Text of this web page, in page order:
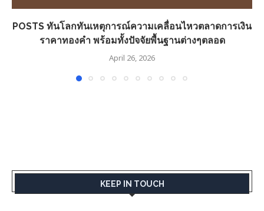
POSTS ทันโลกทันเหตุการณ์ความเคลื่อนไหวตลาดการเงิน
ราคาทองคำ พร้อมทั้งปัจจัยพื้นฐานต่างๆตลอด
April 26, 2026
KEEP IN TOUCH